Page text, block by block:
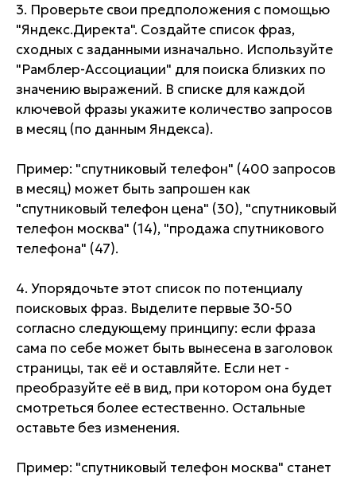
3. Проверьте свои предположения с помощью
"Яндекс.Директа". Создайте список фраз,
сходных с заданными изначально. Используйте
"Рамблер-Ассоциации" для поиска близких по
значению выражений. В списке для каждой
ключевой фразы укажите количество запросов
в месяц (по данным Яндекса).
Пример: "спутниковый телефон" (400 запросов
в месяц) может быть запрошен как
"спутниковый телефон цена" (30), "спутниковый
телефон москва" (14), "продажа спутникового
телефона" (47).
4. Упорядочьте этот список по потенциалу
поисковых фраз. Выделите первые 30-50
согласно следующему принципу: если фраза
сама по себе может быть вынесена в заголовок
страницы, так её и оставляйте. Если нет -
преобразуйте её в вид, при котором она будет
смотреться более естественно. Остальные
оставьте без изменения.
Пример: "спутниковый телефон москва" станет